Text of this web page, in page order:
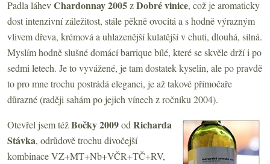
Padla láhevChardonnay 2005zDobré vinice, což je aromaticky
dost intenzivní záležitost, stále pěkně ovocitá a s hodně výrazným
vlivem dřeva, krémová a uhlazenější kulatější v chuti, dlouhá, silná.
Myslím hodně slušné domácí barrique bílé, které se skvěle drží i po
sedmi letech. Je to vyvážené, je tam dostatek kyselin, ale po pravdě
to pro mne trochu postrádá eleganci, je až takové přímočaře
důrazné (raději sahám po jejich vínech z ročníku 2004).
Otevřel jsem téžBočky 2009od Richarda
Stávka, odrůdově trochu divočejší
kombinace VZ+MT+Nb+VČR+TČ+RV,